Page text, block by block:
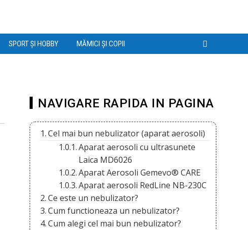
SPORT ȘI HOBBY MĂMICI ȘI COPII
NAVIGARE RAPIDA IN PAGINA
Cel mai bun nebulizator (aparat aerosoli)
Aparat aerosoli cu ultrasunete
Laica MD6026
Aparat Aerosoli Gemevo® CARE
Aparat aerosoli RedLine NB-230C
Ce este un nebulizator?
Cum functioneaza un nebulizator?
Cum alegi cel mai bun nebulizator?